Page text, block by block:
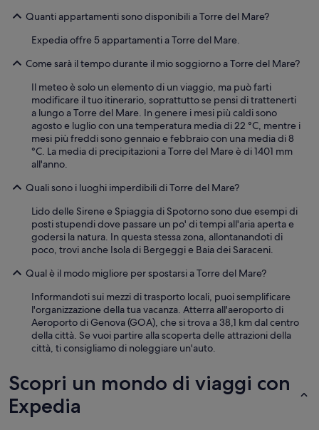
Quanti appartamenti sono disponibili a Torre del Mare?
Expedia offre 5 appartamenti a Torre del Mare.
Come sarà il tempo durante il mio soggiorno a Torre del Mare?
Il meteo è solo un elemento di un viaggio, ma può farti
modificare il tuo itinerario, soprattutto se pensi di trattenerti
a lungo a Torre del Mare. In genere i mesi più caldi sono
agosto e luglio con una temperatura media di 22 °C, mentre i
mesi più freddi sono gennaio e febbraio con una media di 8
°C. La media di precipitazioni a Torre del Mare è di 1401 mm
all'anno.
Quali sono i luoghi imperdibili di Torre del Mare?
Lido delle Sirene e Spiaggia di Spotorno sono due esempi di
posti stupendi dove passare un po' di tempi all'aria aperta e
godersi la natura. In questa stessa zona, allontanandoti di
poco, trovi anche Isola di Bergeggi e Baia dei Saraceni.
Qual è il modo migliore per spostarsi a Torre del Mare?
Informandoti sui mezzi di trasporto locali, puoi semplificare
l'organizzazione della tua vacanza. Atterra all'aeroporto di
Aeroporto di Genova (GOA), che si trova a 38,1 km dal centro
della città. Se vuoi partire alla scoperta delle attrazioni della
città, ti consigliamo di noleggiare un'auto.
Scopri un mondo di viaggi con
Expedia